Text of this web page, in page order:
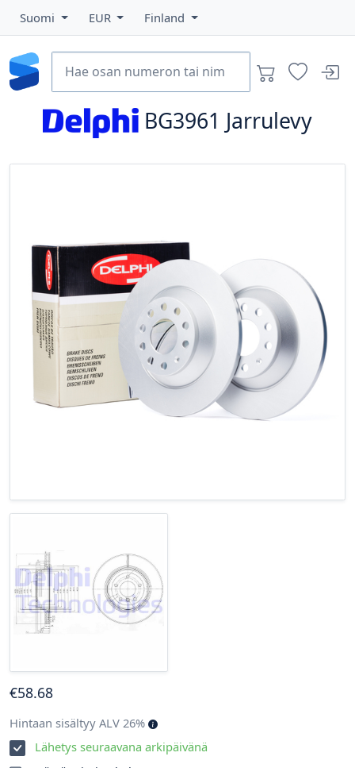
Suomi EUR Finland
BG3961 Jarrulevy
€58.68
Hintaan sisältyy ALV 26%
Lähetys seuraavana arkipäivänä